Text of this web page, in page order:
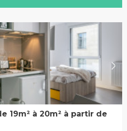
19m² à 20m² à partir de